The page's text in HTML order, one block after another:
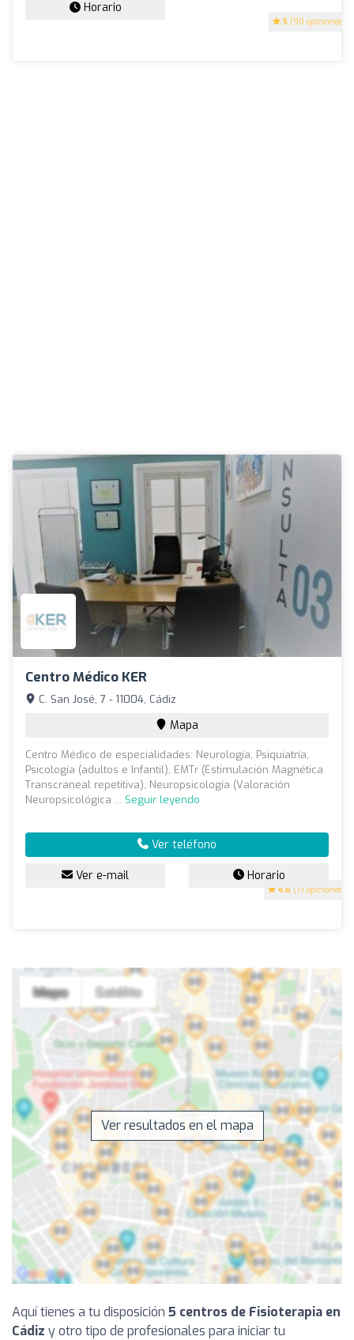
5 (90 opiniones)
Horario
Centro Médico KER
4.6 (77 opiniones)
C. San José, 7 - 11004, Cádiz
Mapa
Centro Médico de especialidades: Neurología, Psiquiatría,
Psicología (adultos e Infantil), EMTr (Estimulación Magnética
Transcraneal repetitiva), Neuropsicología (Valoración
Neuropsicológica ... Seguir leyendo
Ver teléfono
Ver e-mail Horario
Ver resultados en el mapa
Aquí tienes a tu disposición 5 centros de Fisioterapia en
Cádiz y otro tipo de profesionales para iniciar tu